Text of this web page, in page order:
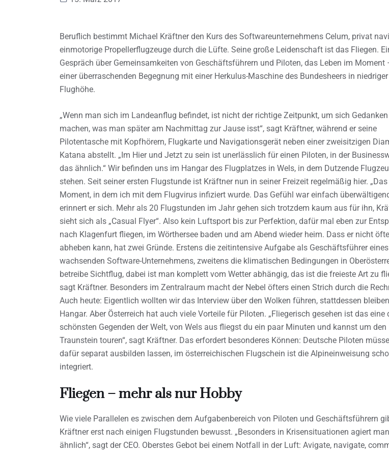
Beruflich bestimmt Michael Kräftner den Kurs des Softwareunternehmens Celum, privat
einmotorige Propellerflugzeuge durch die Lüfte. Seine große Leidenschaft ist das Fliegen.
Gespräch über Gemeinsamkeiten von Geschäftsführern und Piloten, das Leben im Moment
einer überraschenden Begegnung mit einer Herkulus-Maschine des Bundesheers in niedriger
Flughöhe.
„Wenn man sich im Landeanflug befindet, ist nicht der richtige Zeitpunkt, um sich
machen, was man später am Nachmittag zur Jause isst“, sagt Kräftner, während er seine
Pilotentasche mit Kopfhörern, Flugkarte und Navigationsgerät neben einer zweisitzigen
Katana abstellt. „Im Hier und Jetzt zu sein ist unerlässlich für einen Piloten, in der
das ähnlich.“ Wir befinden uns im Hangar des Flugplatzes in Wels, in dem Dutzende
stehen. Seit seiner ersten Flugstunde ist Kräftner nun in seiner Freizeit regelmäßig hier.
Moment, in dem ich mit dem Flugvirus infiziert wurde. Das Gefühl war einfach
erinnert er sich. Mehr als 20 Flugstunden im Jahr gehen sich trotzdem kaum aus für ihn,
sieht sich als „Casual Flyer“. Also kein Luftsport bis zur Perfektion, dafür mal eben zur
nach Klagenfurt fliegen, im Wörthersee baden und am Abend wieder heim. Dass er nicht
abheben kann, hat zwei Gründe. Erstens die zeitintensive Aufgabe als Geschäftsführer
wachsenden Software-Unternehmens, zweitens die klimatischen Bedingungen in
betreibe Sichtflug, dabei ist man komplett vom Wetter abhängig, das ist die freieste Art zu
sagt Kräftner. Besonders im Zentralraum macht der Nebel öfters einen Strich durch die
Auch heute: Eigentlich wollten wir das Interview über den Wolken führen, stattdessen
Hangar. Aber Österreich hat auch viele Vorteile für Piloten. „Fliegerisch gesehen ist das eine
schönsten Gegenden der Welt, von Wels aus fliegst du ein paar Minuten und kannst um den
Traunstein touren“, sagt Kräftner. Das erfordert besonderes Können: Deutsche Piloten
dafür separat ausbilden lassen, im österreichischen Flugschein ist die Alpineinweisung
integriert.
Fliegen – mehr als nur Hobby
Wie viele Parallelen es zwischen dem Aufgabenbereich von Piloten und Geschäftsführern
Kräftner erst nach einigen Flugstunden bewusst. „Besonders in Krisensituationen agiert man
ähnlich“, sagt der CEO. Oberstes Gebot bei einem Notfall in der Luft: Avigate, navigate,